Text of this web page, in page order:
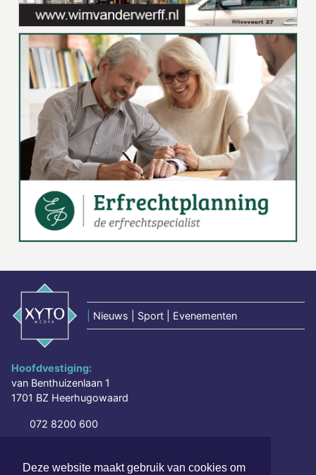
Deze website maakt gebruik van cookies om
Nieuws | Sport | Evenementen
Hoofdvestiging:
van Benthuizenlaan 1
1701 BZ Heerhugowaard
072 8200 600